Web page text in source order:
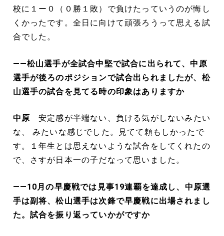
校に１ー０（０勝１敗）で負けたっていうのが悔し
くかったです。全日に向けて頑張ろうって思える試
合でした。
――松山選手が全試合中堅で試合に出られて、中原
選手が後ろのポジションで試合出られましたが、松
山選手の試合を見てる時の印象はありますか
中原 安定感が半端ない、負ける気がしないみたい
な、 みたいな感じでした。見てて頼もしかったで
す。１年生とは思えないような試合をしてくれたの
で、さすが日本一の子だなって思いました。
――10月の早慶戦では見事19連覇を達成し、中原選
手は副将、松山選手は次鋒で早慶戦に出場されまし
た。試合を振り返っていかがですか